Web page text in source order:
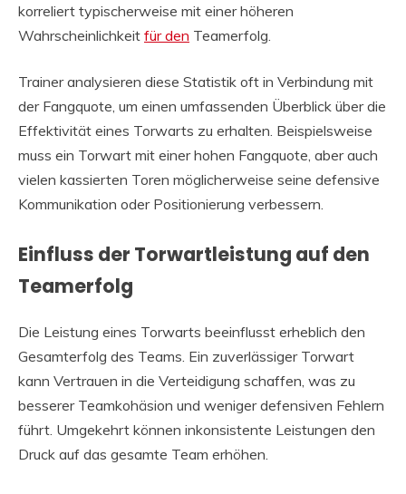
korreliert typischerweise mit einer höheren
Wahrscheinlichkeit für den Teamerfolg.
Trainer analysieren diese Statistik oft in Verbindung mit
der Fangquote, um einen umfassenden Überblick über die
Effektivität eines Torwarts zu erhalten. Beispielsweise
muss ein Torwart mit einer hohen Fangquote, aber auch
vielen kassierten Toren möglicherweise seine defensive
Kommunikation oder Positionierung verbessern.
Einfluss der Torwartleistung auf den
Teamerfolg
Die Leistung eines Torwarts beeinflusst erheblich den
Gesamterfolg des Teams. Ein zuverlässiger Torwart
kann Vertrauen in die Verteidigung schaffen, was zu
besserer Teamkohäsion und weniger defensiven Fehlern
führt. Umgekehrt können inkonsistente Leistungen den
Druck auf das gesamte Team erhöhen.